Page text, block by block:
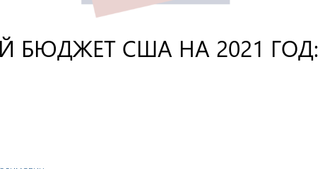
БЮДЖЕТ США НА 2021 ГОД: